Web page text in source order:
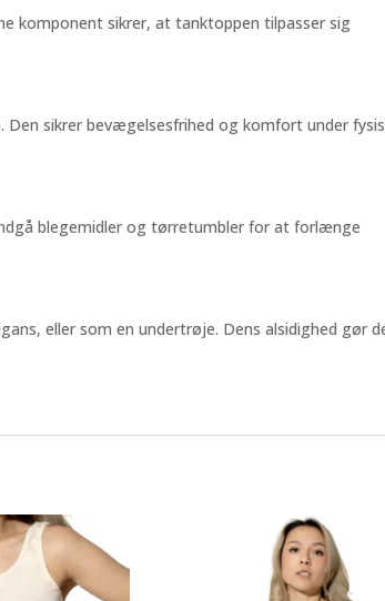
komponent sikrer, at tanktoppen tilpasser sig
Den sikrer bevægelsesfrihed og komfort under
blegemidler og tørretumbler for at forlænge
eller som en undertrøje. Dens alsidighed gør